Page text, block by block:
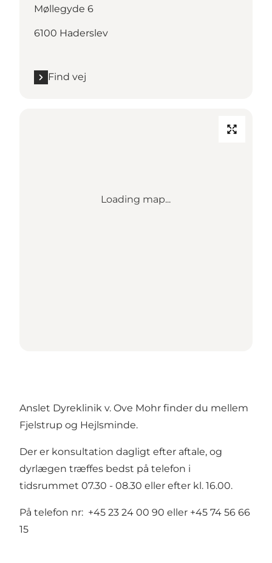
Møllegyde 6
6100 Haderslev
Find vej
Loading map...
Anslet Dyreklinik v. Ove Mohr finder du mellem
Fjelstrup og Hejlsminde.
Der er konsultation dagligt efter aftale, og
dyrlægen træffes bedst på telefon i
tidsrummet 07.30 - 08.30 eller efter kl. 16.00.
På telefon nr: +45 23 24 00 90 eller +45 74 56 66
15